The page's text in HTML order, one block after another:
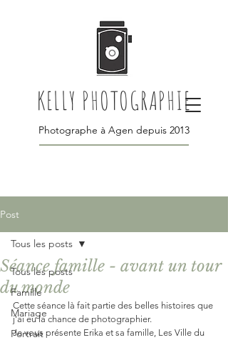
KELLY PHOTOGRAPHIE
Photographe à Agen depuis 2013
Post
Tous les posts
Famille
Mariage
Portrait
Tous les posts
Séance famille - avant un tour
du monde
Cette séance là fait partie des belles histoires que
j'ai eu la chance de photographier.
Je vous présente Erika et sa famille, Les Ville du